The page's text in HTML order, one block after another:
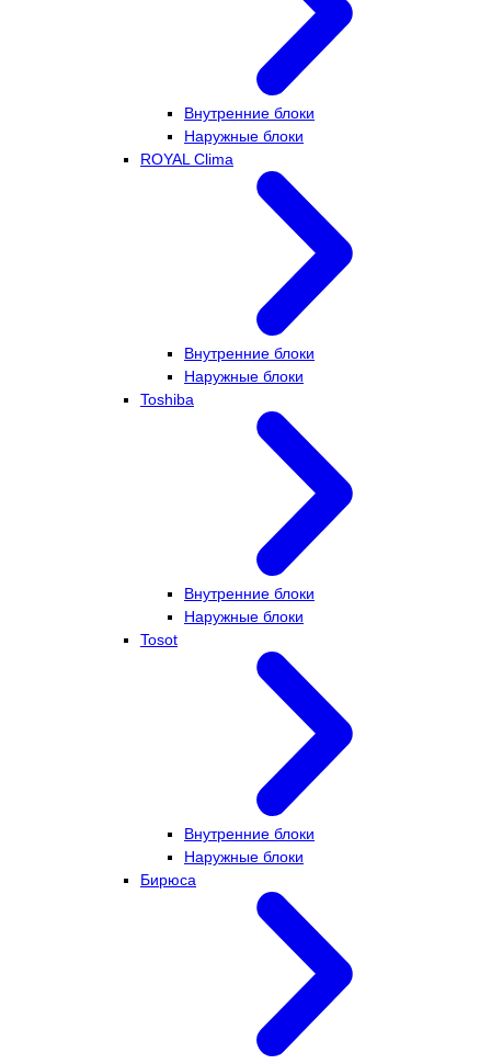
Внутренние блоки
Наружные блоки
ROYAL Clima
Внутренние блоки
Наружные блоки
Toshiba
Внутренние блоки
Наружные блоки
Tosot
Внутренние блоки
Наружные блоки
Бирюса